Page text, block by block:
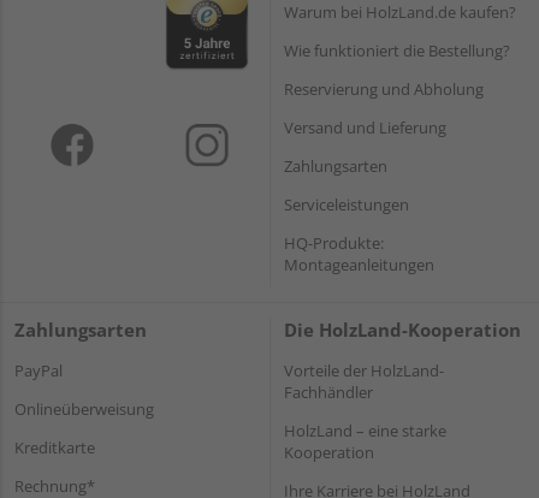
Warum bei HolzLand.de kaufen?
Wie funktioniert die Bestellung?
Reservierung und Abholung
Versand und Lieferung
Zahlungsarten
Serviceleistungen
HQ-Produkte:
Montageanleitungen
Zahlungsarten
PayPal
Onlineüberweisung
Kreditkarte
Rechnung*
Die HolzLand-Kooperation
Vorteile der HolzLand-
Fachhändler
HolzLand – eine starke
Kooperation
Ihre Karriere bei HolzLand